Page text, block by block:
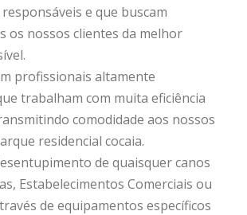
e que buscam
os nossos clientes da melhor
profissionais altamente
trabalham com muita eficiência
comodidade aos nossos
residencial cocaia.
de quaisquer canos
Estabelecimentos Comerciais ou
de equipamentos específicos